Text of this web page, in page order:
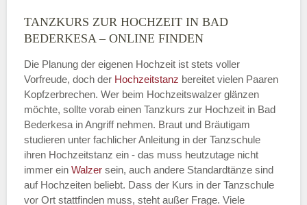
Montag
—
ÖFFNUNGSZEITEN HINZUFÜGEN
Dienstag
—
TANZKURS ZUR HOCHZEIT IN BAD
BEDERKESA – ONLINE FINDEN
Die Planung der eigenen Hochzeit ist stets voller
Vorfreude, doch der Hochzeitstanz bereitet vielen Paaren
Kopfzerbrechen. Wer beim Hochzeitswalzer glänzen
möchte, sollte vorab einen Tanzkurs zur Hochzeit in Bad
Bederkesa in Angriff nehmen. Braut und Bräutigam
studieren unter fachlicher Anleitung in der Tanzschule
ihren Hochzeitstanz ein - das muss heutzutage nicht
immer ein Walzer sein, auch andere Standardtänze sind
auf Hochzeiten beliebt. Dass der Kurs in der Tanzschule
vor Ort stattfinden muss, steht außer Frage. Viele